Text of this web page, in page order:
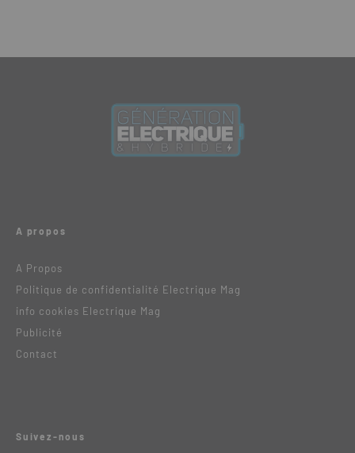
A propos
A Propos
Politique de confidentialité Electrique Mag
info cookies Electrique Mag
Publicité
Contact
Suivez-nous